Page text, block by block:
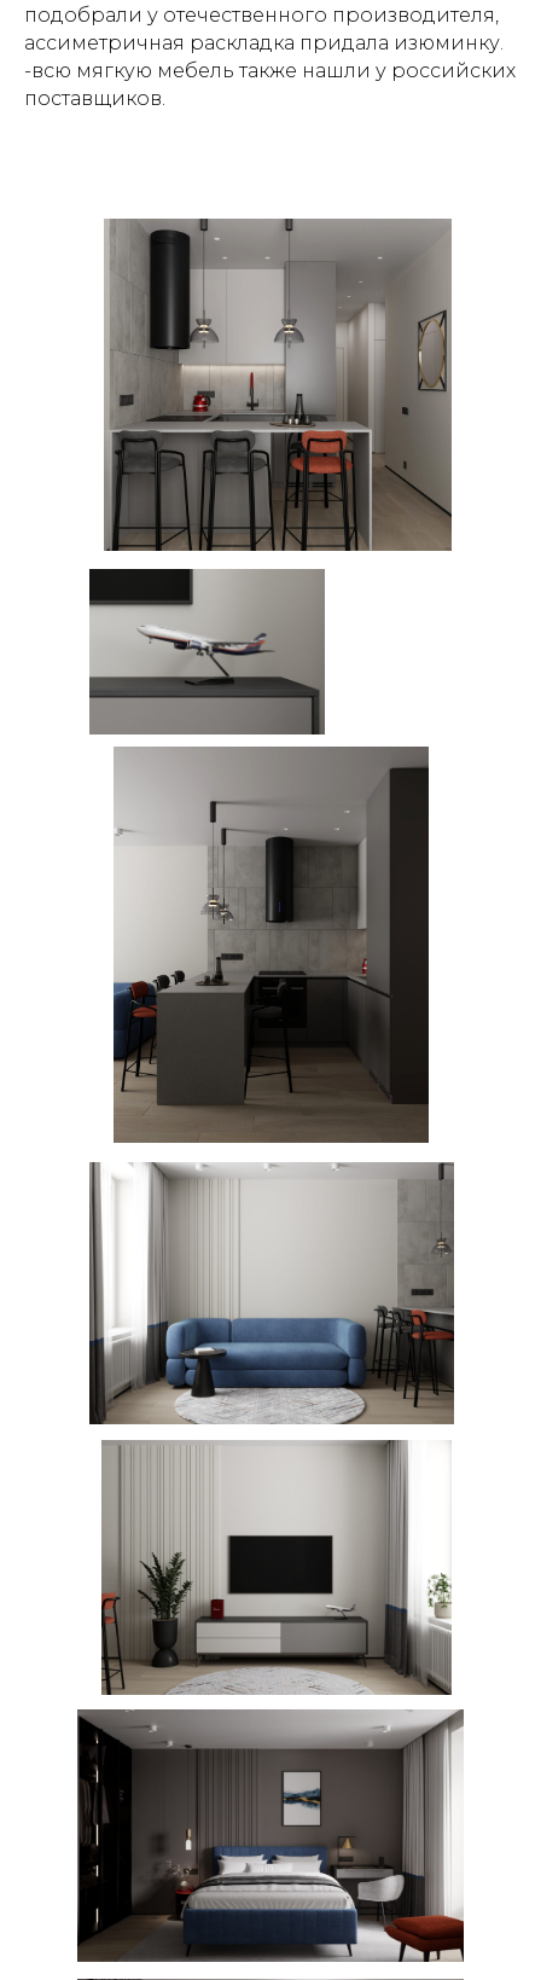
подобрали у отечественного производителя,
ассиметричная раскладка придала изюминку.
-всю мягкую мебель также нашли у российских
поставщиков.